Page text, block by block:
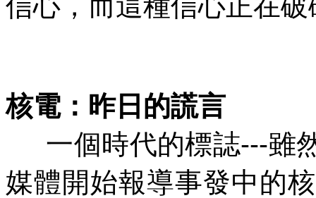
核電：昨日的謊言
一個時代的標誌---雖
媒體開始報導事發中的